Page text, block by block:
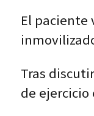
El paciente
Tras
de